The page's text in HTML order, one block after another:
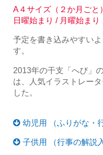
A４サイズ（２か月ごと）
日曜始まり / 月曜始まり
予定を書き込みやすい
す。
2013年の干支「へび」
は、人気イラストレー
した。
幼児用 （ふりがな・
子供用 （行事の解説